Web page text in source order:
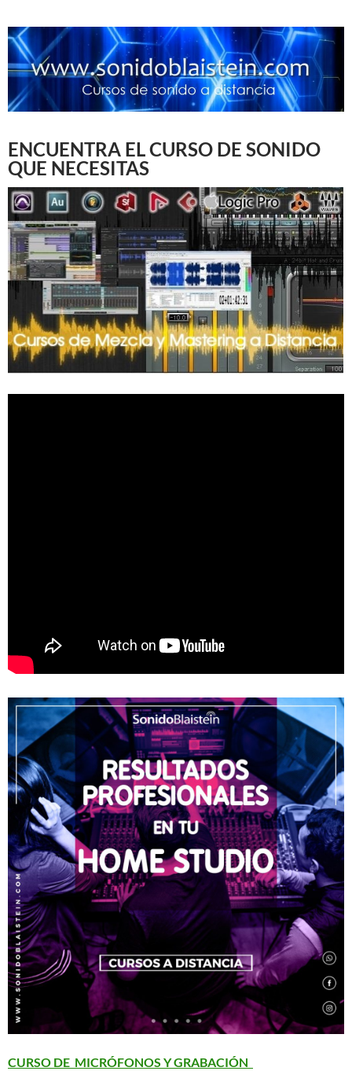
ENCUENTRA EL CURSO DE SONIDO
QUE NECESITAS
CURSO DE MICRÓFONOS Y GRABACIÓN